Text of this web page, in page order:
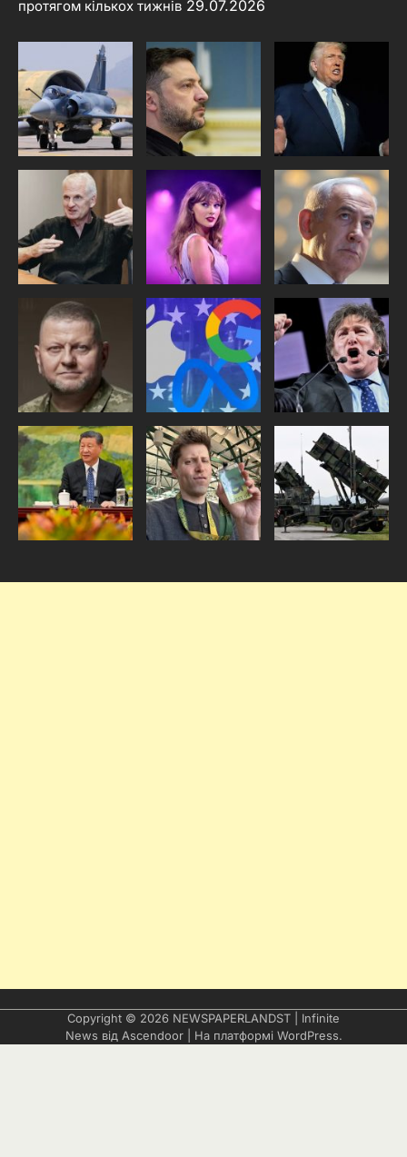
протягом кількох тижнів 29.07.2026
Copyright © 2026 NEWSPAPERLANDST | Infinite
News від Ascendoor| На платформі WordPress.